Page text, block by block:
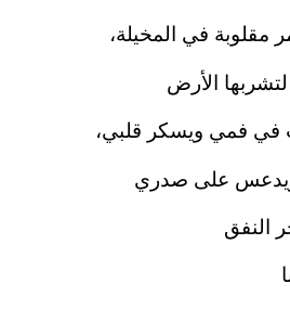
مقلوبة في المخيلة،
الأرض
في فمي ويسكر قلبي،
ويدعس على صدري
النفق